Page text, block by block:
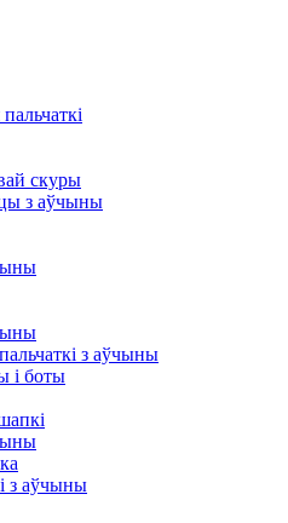
скуры
з аўчыны
з аўчыны
і боты
з аўчыны